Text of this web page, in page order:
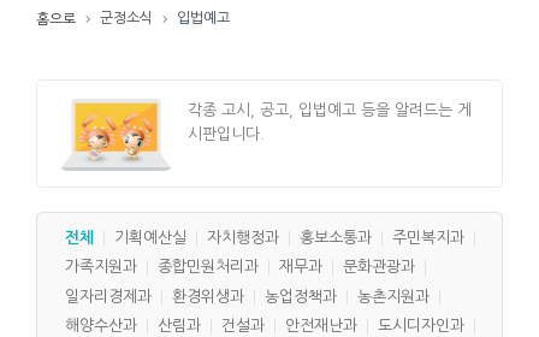
홈으로 군정소식 입법예고
각종 고시, 공고, 입법예고 등을 알려드는 게
시판입니다.
전체 기획예산실 자치행정과 홍보소통과
주민복지과
가족지원과
종합민원처리과 재무과
문화관광과
일자리경제과
환경위생과 농업정책과
농촌지원과
해양수산과
산림과 건설과 안전재난과
도시디자인과